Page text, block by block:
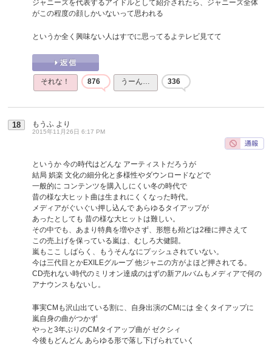
ジャニーズを代表するアイドルとして紹介されたら、ジャニーズ全体
がこの程度の顔しかいないって思われる
というか全く興味ない人はすでに思ってるよテレビ見てて
それな！ 876 うーん… 336
18 もうふ より
2015年11月26日 6:17 PM
というか 今の時代はどんな アーティストだろうが
結局 娯楽 文化の細分化と多様性やダウンロードなどで
一般的に コンテンツを購入しにくい冬の時代で
昔の様な大ヒット曲は生まれにくくなった時代。
メディアがぐいぐい押し込んで あらゆるタイアップが
あったとしても 昔の様な大ヒットは難しい。
その中でも、あまり特典を増やさず、形態も殆どは2種に押さえて
この売上げを保っている嵐は、むしろ大健闘。
嵐もここ しばらく、もうそんなにプッシュされていない。
今は三代目とかEXILEグループ 他ジャニの方がよほど押されてる。
CD売れない時代のミリオン達成のはずの新アルバムもメディアで何の
アナウンスもないし。
事実CMも沢山出ている割に、自身出演のCMには 全くタイアップに
嵐自身の曲がつかず
やっと3年ぶりのCMタイアップ曲が ゼクシィ
今後もどんどん あらゆる形で落し下げられていく